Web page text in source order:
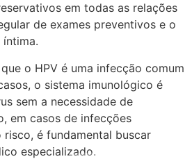
em todas as relações
de exames preventivos e o
o HPV é uma infecção comum
o sistema imunológico é
sem a necessidade de
em casos de infecções
é fundamental buscar
especializado.